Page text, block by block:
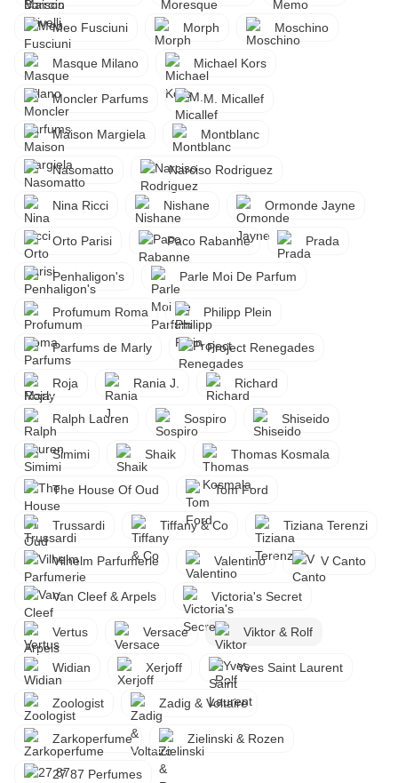
Meo Fusciuni Morph Moschino
Masque Milano Michael Kors
Moncler Parfums M. Micallef
Maison Margiela Montblanc
Nasomatto Narciso Rodriguez
Nina Ricci Nishane Ormonde Jayne
Orto Parisi Paco Rabanne Prada
Penhaligon's Parle Moi De Parfum
Profumum Roma Philipp Plein
Parfums de Marly Project Renegades
Roja Rania J. Richard
Ralph Lauren Sospiro Shiseido
Simimi Shaik Thomas Kosmala
The House Of Oud Tom Ford
Trussardi Tiffany & Co Tiziana Terenzi
Vilhelm Parfumerie Valentino V Canto
Van Cleef & Arpels Victoria's Secret
Vertus Versace Viktor & Rolf
Widian Xerjoff Yves Saint Laurent
Zoologist Zadig & Voltaire
Zarkoperfume Zielinski & Rozen
27 87 Perfumes